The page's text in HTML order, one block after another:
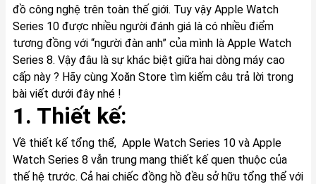
đồ công nghệ trên toàn thế giới. Tuy vậy Apple Watch
Series 10 được nhiều người đánh giá là có nhiều điểm
tương đồng với “người đàn anh” của mình là Apple Watch
Series 8. Vậy đâu là sự khác biệt giữa hai dòng máy cao
cấp này ? Hãy cùng Xoăn Store tìm kiếm câu trả lời trong
bài viết dưới đây nhé !
1. Thiết kế:
Về thiết kế tổng thể, Apple Watch Series 10 và Apple
Watch Series 8 vẫn trung mang thiết kế quen thuộc của
thế hệ trước. Cả hai chiếc đồng hồ đều sở hữu tổng thể với